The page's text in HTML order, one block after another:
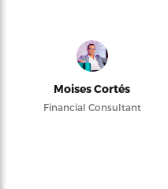
Moises Cortés
Financial Consultant